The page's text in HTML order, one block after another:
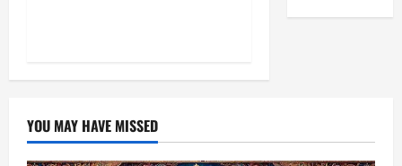
YOU MAY HAVE MISSED